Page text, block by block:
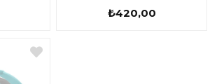
₺420,00